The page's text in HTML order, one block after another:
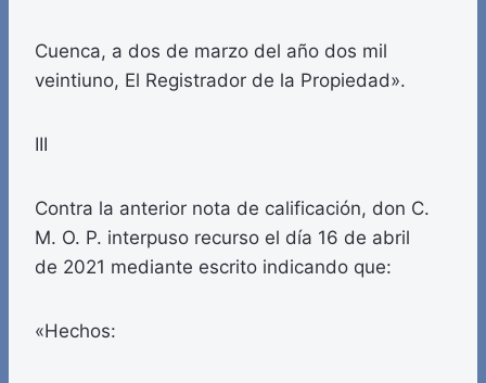
Cuenca, a dos de marzo del año dos mil
veintiuno, El Registrador de la Propiedad».
III
Contra la anterior nota de calificación, don C.
M. O. P. interpuso recurso el día 16 de abril
de 2021 mediante escrito indicando que:
«Hechos: